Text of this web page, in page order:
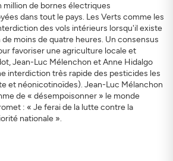
million de bornes électriques
dans tout le pays. Les Verts comme les
des vols intérieurs lorsqu'il existe
moins de quatre heures. Un consensus
favoriser une agriculture locale et
Jean-Luc Mélenchon et Anne Hidalgo
interdiction très rapide des pesticides les
et néonicotinoïdes). Jean-Luc Mélanchon
de « désempoisonner » le monde
: « Je ferai de la lutte contre la
nationale ».